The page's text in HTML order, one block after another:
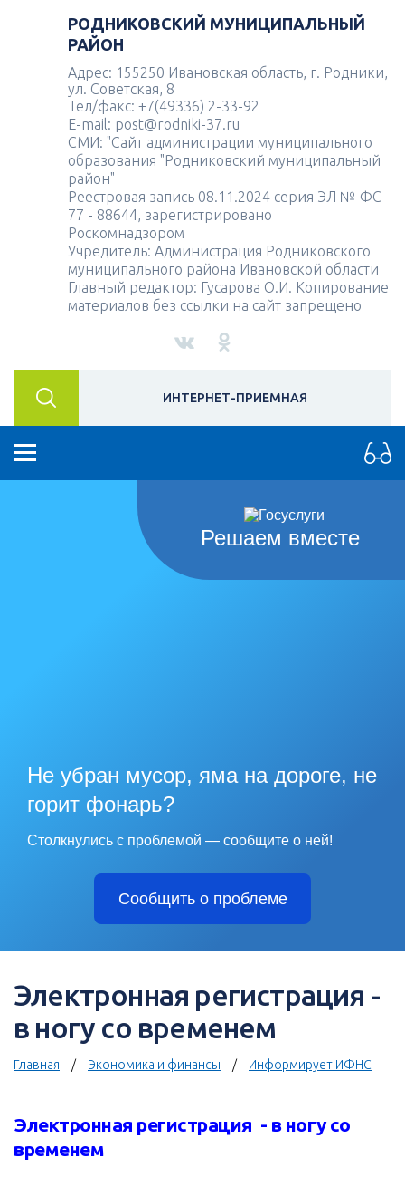
РОДНИКОВСКИЙ МУНИЦИПАЛЬНЫЙ
РАЙОН
Адрес: 155250 Ивановская область, г. Родники,
ул. Советская, 8
Тел/факс: +7(49336) 2-33-92
E-mail: post@rodniki-37.ru
СМИ: "Сайт администрации муниципального
образования "Родниковский муниципальный
район"
Реестровая запись 08.11.2024 серия ЭЛ № ФС
77 - 88644, зарегистрировано
Роскомнадзором
Учредитель: Администрация Родниковского
муниципального района Ивановской области
Главный редактор: Гусарова О.И. Копирование
материалов без ссылки на сайт запрещено
ИНТЕРНЕТ-ПРИЕМНАЯ
Решаем вместе
Не убран мусор, яма на дороге, не
горит фонарь?
Столкнулись с проблемой — сообщите о ней!
Сообщить о проблеме
Электронная регистрация -
в ногу со временем
Главная Экономика и финансы Информирует ИФНС
Электронная регистрация - в ногу со
временем